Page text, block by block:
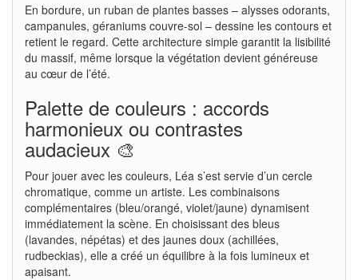
En bordure, un ruban de plantes basses – alysses odorants,
campanules, géraniums couvre-sol – dessine les contours et
retient le regard. Cette architecture simple garantit la lisibilité
du massif, même lorsque la végétation devient généreuse
au cœur de l’été.
Palette de couleurs : accords
harmonieux ou contrastes
audacieux 🎨
Pour jouer avec les couleurs, Léa s’est servie d’un cercle
chromatique, comme un artiste. Les combinaisons
complémentaires (bleu/orangé, violet/jaune) dynamisent
immédiatement la scène. En choisissant des bleus
(lavandes, népétas) et des jaunes doux (achillées,
rudbeckias), elle a créé un équilibre à la fois lumineux et
apaisant.